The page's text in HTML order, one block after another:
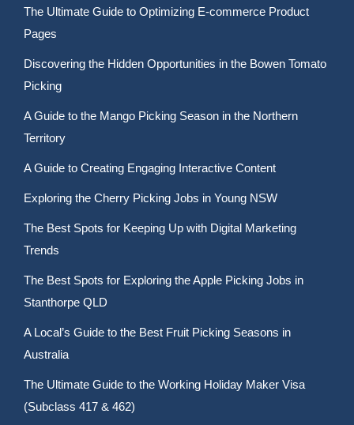
The Ultimate Guide to Optimizing E-commerce Product
Pages
Discovering the Hidden Opportunities in the Bowen Tomato
Picking
A Guide to the Mango Picking Season in the Northern
Territory
A Guide to Creating Engaging Interactive Content
Exploring the Cherry Picking Jobs in Young NSW
The Best Spots for Keeping Up with Digital Marketing
Trends
The Best Spots for Exploring the Apple Picking Jobs in
Stanthorpe QLD
A Local’s Guide to the Best Fruit Picking Seasons in
Australia
The Ultimate Guide to the Working Holiday Maker Visa
(Subclass 417 & 462)